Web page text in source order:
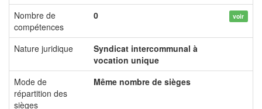
Nombre de
compétences
0 voir
Nature juridique
Syndicat intercommunal à
vocation unique
Mode de
répartition des
sièges
Même nombre de sièges